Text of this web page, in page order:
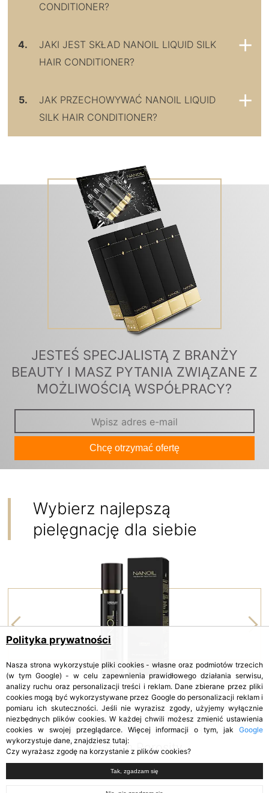
CONDITIONER?
4.
JAKI JEST SKŁAD NANOIL LIQUID SILK
HAIR CONDITIONER?
5.
JAK PRZECHOWYWAĆ NANOIL LIQUID
SILK HAIR CONDITIONER?
JESTEŚ SPECJALISTĄ Z BRANŻY
BEAUTY I MASZ PYTANIA ZWIĄZANE Z
MOŻLIWOŚCIĄ WSPÓŁPRACY?
Chcę otrzymać ofertę
Wybierz najlepszą
pielęgnację dla siebie
NANOIL DO WŁOSÓW
ŚREDNIOPOROWATYCH
Medium Porosity
Polityka prywatności
Nasza strona wykorzystuje pliki cookies - własne oraz podmiotów trzecich
(w tym Google) - w celu zapewnienia prawidłowego działania serwisu,
analizy ruchu oraz personalizacji treści i reklam. Dane zbierane przez pliki
cookies mogą być wykorzystywane przez Google do personalizacji reklam i
pomiaru ich skuteczności. Jeśli nie wyrazisz zgody, użyjemy wyłącznie
niezbędnych plików cookies. W każdej chwili możesz zmienić ustawienia
cookies w swojej przeglądarce. Więcej informacji o tym, jak Google
wykorzystuje dane, znajdziesz tutaj:
Czy wyrażasz zgodę na korzystanie z plików cookies?
Tak, zgadzam się